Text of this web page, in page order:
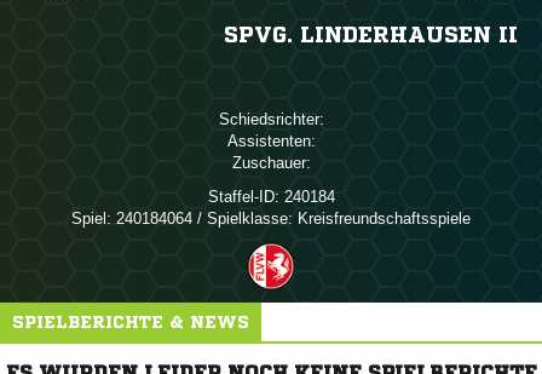
SPVG. LINDERHAUSEN II
Schiedsrichter:
Assistenten:
Zuschauer:
Staffel-ID: 240184
Spiel: 240184064 / Spielklasse: Kreisfreundschaftsspiele
SPIELBERICHTE & NEWS